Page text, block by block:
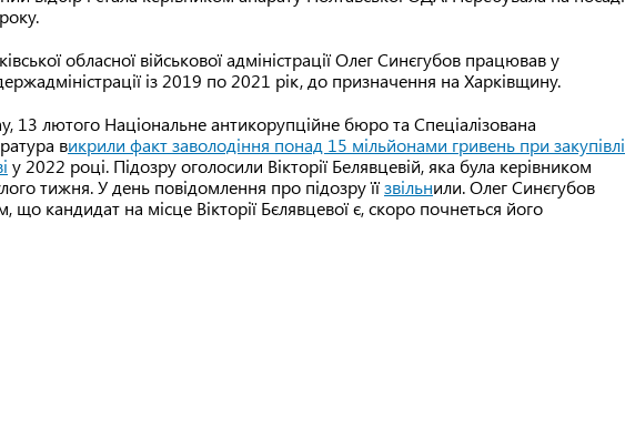
обласної військової адміністрації Олег Синєгубов працював у
із 2019 по 2021 рік, до призначення на Харківщину.
13 лютого Національне антикорупційне бюро та Спеціалізована
викрили факт заволодіння понад 15 мільйонами гривень при закупівлі
у 2022 році. Підозру оголосили Вікторії Белявцевій, яка була керівником
тижня. У день повідомлення про підозру їїзвільнили. Олег Синєгубов
що кандидат на місце Вікторії Бєлявцевої є, скоро почнеться його